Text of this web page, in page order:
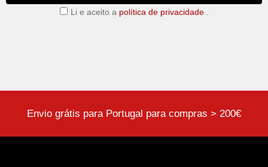
Li e aceito a política de privacidade.
Envio grátis para Portugal para compras > 200€